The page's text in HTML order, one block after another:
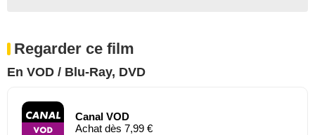
Regarder ce film
En VOD / Blu-Ray, DVD
Canal VOD
Achat dès 7,99 €